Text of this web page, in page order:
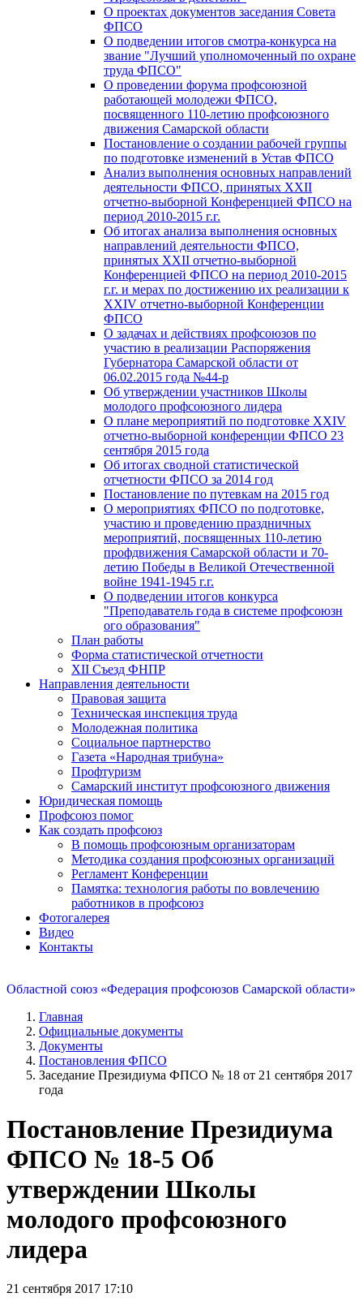
О проектах документов заседания Совета
ФПСО
О подведении итогов смотра-конкурса на
звание "Лучший уполномоченный по охране
труда ФПСО"
О проведении форума профсоюзной
работающей молодежи ФПСО,
посвященного 110-летию профсоюзного
движения Самарской области
Постановление о создании рабочей группы
по подготовке изменений в Устав ФПСО
Анализ выполнения основных направлений
деятельности ФПСО, принятых XXII
отчетно-выборной Конференцией ФПСО на
период 2010-2015 г.г.
Об итогах анализа выполнения основных
направлений деятельности ФПСО,
принятых XXII отчетно-выборной
Конференцией ФПСО на период 2010-2015
г.г. и мерах по достижению их реализации к
XXIV отчетно-выборной Конференции
ФПСО
О задачах и действиях профсоюзов по
участию в реализации Распоряжения
Губернатора Самарской области от
06.02.2015 года №44-р
Об утверждении участников Школы
молодого профсоюзного лидера
О плане мероприятий по подготовке XXIV
отчетно-выборной конференции ФПСО 23
сентября 2015 года
Об итогах сводной статистической
отчетности ФПСО за 2014 год
Постановление по путевкам на 2015 год
О мероприятиях ФПСО по подготовке,
участию и проведению праздничных
мероприятий, посвященных 110-летию
профдвижения Самарской области и 70-
летию Победы в Великой Отечественной
войне 1941-1945 г.г.
О подведении итогов конкурса
"Преподаватель года в системе профсоюзн
ого образования"
План работы
Форма статистической отчетности
XII Съезд ФНПР
Направления деятельности
Правовая защита
Техническая инспекция труда
Молодежная политика
Социальное партнерство
Газета «Народная трибуна»
Профтуризм
Самарский институт профсоюзного движения
Юридическая помощь
Профсоюз помог
Как создать профсоюз
В помощь профсоюзным организаторам
Методика создания профсоюзных организаций
Регламент Конференции
Памятка: технология работы по вовлечению
работников в профсоюз
Фотогалерея
Видео
Контакты
Областной союз «Федерация профсоюзов Самарской области»
Главная
Официальные документы
Документы
Постановления ФПСО
Заседание Президиума ФПСО № 18 от 21 сентября 2017
года
Постановление Президиума
ФПСО № 18-5 Об
утверждении Школы
молодого профсоюзного
лидера
21 сентября 2017 17:10